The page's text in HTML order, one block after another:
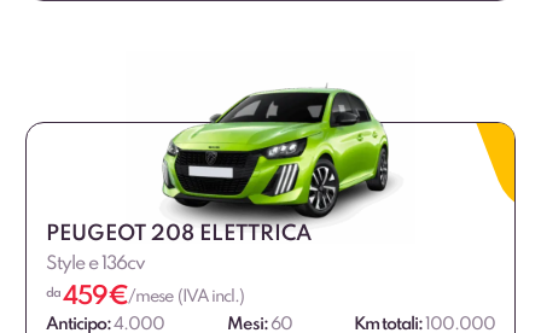
PEUGEOT 208 ELETTRICA
Style e 136cv
da 459€/mese (IVA incl.)
Anticipo:4.000 Mesi: 60 Km totali: 100.000